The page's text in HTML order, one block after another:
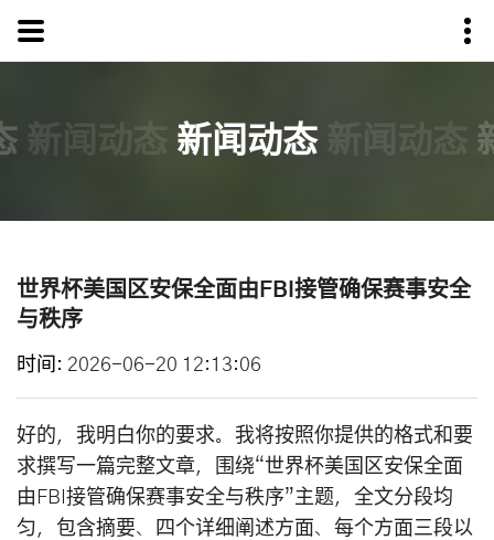
新闻动态 新闻动态
世界杯美国区安保全面由FBI接管确保赛事安全
与秩序
时间 2026-06-20 12:13:06
好的，我明白你的要求。我将按照你提供的格式和要
求撰写一篇完整文章，围绕“世界杯美国区安保全面
由FBI接管确保赛事安全与秩序”主题，全文分段均
匀，包含摘要、四个详细阐述方面、每个方面三段以